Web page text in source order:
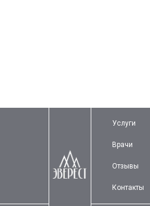
Контакты
Услуги
Врачи
Отзывы